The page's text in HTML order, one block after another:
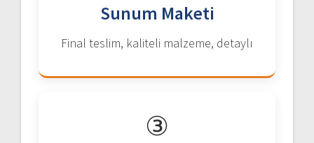
Sunum Maketi
Final teslim, kaliteli malzeme, detaylı
③